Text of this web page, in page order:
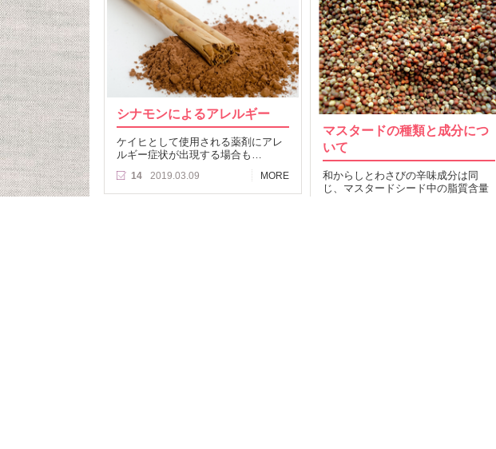
シナモンによるアレルギー
ケイヒとして使用される薬剤にアレ
ルギー症状が出現する場合も…
14 2019.03.09 MORE
マスタードの種類と成分につ
いて
和からしとわさびの辛味成分は同
じ、マスタードシード中の脂質含量